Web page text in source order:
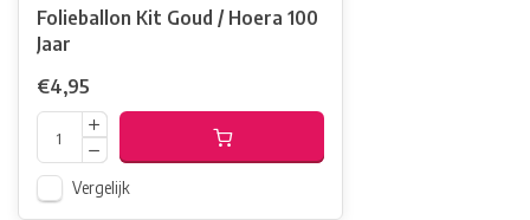
Folieballon Kit Goud / Hoera 100
Jaar
€4,95
Vergelijk